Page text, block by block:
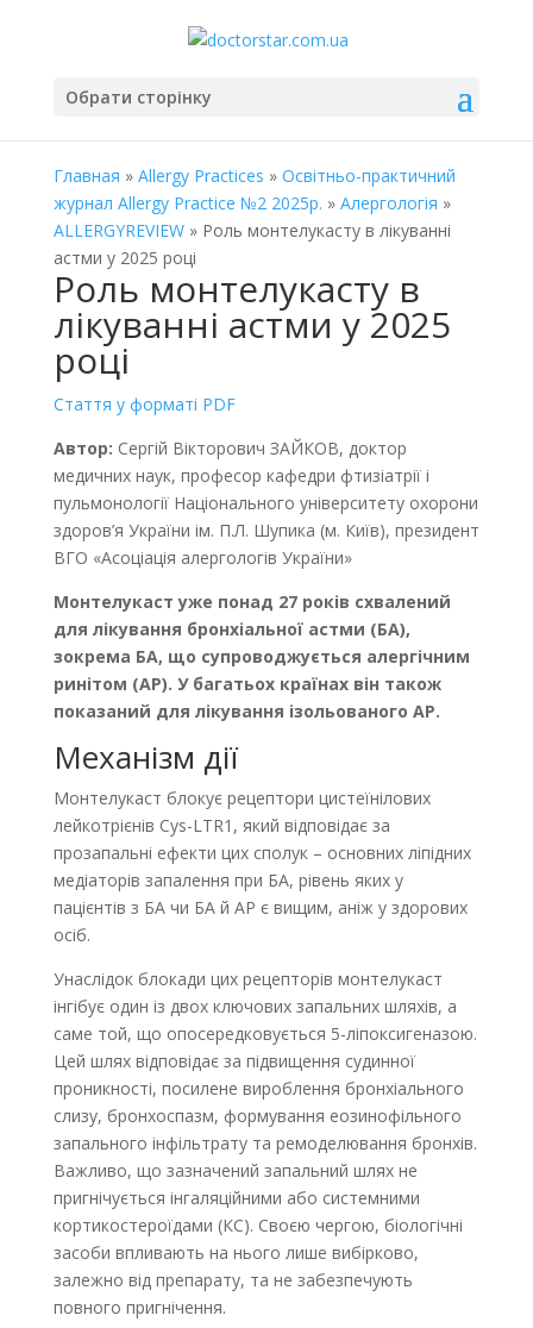
Обрати сторінку
Главная » Allergy Practices » Освітньо-практичний
журнал Allergy Practice №2 2025р. » Алергологія »
ALLERGYREVIEW» Роль монтелукасту в лікуванні
астми у 2025 році
Роль монтелукасту в
лікуванні астми у 2025
році
Стаття у форматі PDF
Автор: Сергій Вікторович ЗАЙКОВ, доктор
медичних наук, професор кафедри фтизіатрії і
пульмонології Національного університету охорони
здоров’я України ім. П.Л. Шупика (м. Київ), президент
ВГО «Асоціація алергологів України»
Монтелукаст уже понад 27 років схвалений
для лікування бронхіальної астми (БА),
зокрема БА, що супроводжується алергічним
ринітом (АР). У багатьох країнах він також
показаний для лікування ізольованого АР.
Механізм дії
Монтелукаст блокує рецептори цистеїнілових
лейкотрієнів Cys-LTR1, який відповідає за
прозапальні ефекти цих сполук – основних ліпідних
медіаторів запалення при БА, рівень яких у
пацієнтів з БА чи БА й АР є вищим, аніж у здорових
осіб.
Унаслідок блокади цих рецепторів монтелукаст
інгібує один із двох ключових запальних шляхів, а
саме той, що опосередковується 5-ліпоксигеназою.
Цей шлях відповідає за підвищення судинної
проникності, посилене вироблення бронхіального
слизу, бронхоспазм, формування еозинофільного
запального інфільтрату та ремоделювання бронхів.
Важливо, що зазначений запальний шлях не
пригнічується інгаляційними або системними
кортикостероїдами (КС). Своєю чергою, біологічні
засоби впливають на нього лише вибірково,
залежно від препарату, та не забезпечують
повного пригнічення.